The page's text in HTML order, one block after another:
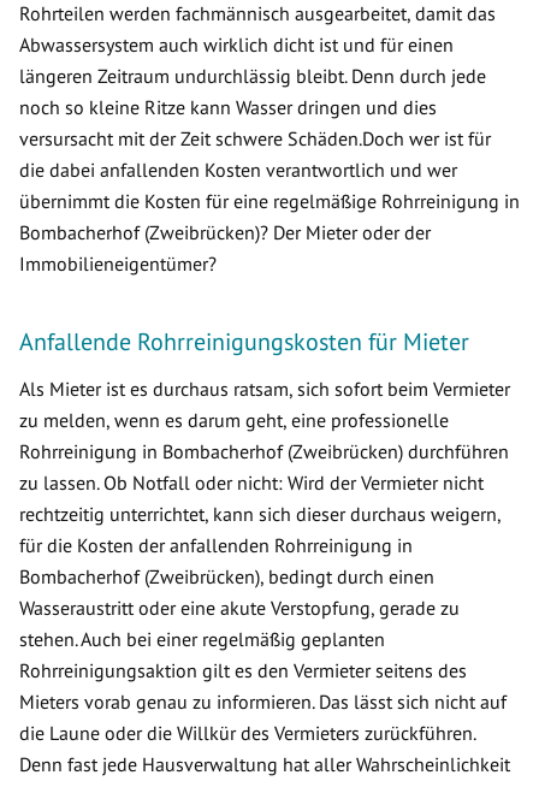
Rohrteilen werden fachmännisch ausgearbeitet, damit das
Abwassersystem auch wirklich dicht ist und für einen
längeren Zeitraum undurchlässig bleibt. Denn durch jede
noch so kleine Ritze kann Wasser dringen und dies
versursacht mit der Zeit schwere Schäden.Doch wer ist für
die dabei anfallenden Kosten verantwortlich und wer
übernimmt die Kosten für eine regelmäßige Rohrreinigung in
Bombacherhof (Zweibrücken)? Der Mieter oder der
Immobilieneigentümer?
Anfallende Rohrreinigungskosten für Mieter
Als Mieter ist es durchaus ratsam, sich sofort beim Vermieter
zu melden, wenn es darum geht, eine professionelle
Rohrreinigung in Bombacherhof (Zweibrücken) durchführen
zu lassen. Ob Notfall oder nicht: Wird der Vermieter nicht
rechtzeitig unterrichtet, kann sich dieser durchaus weigern,
für die Kosten der anfallenden Rohrreinigung in
Bombacherhof (Zweibrücken), bedingt durch einen
Wasseraustritt oder eine akute Verstopfung, gerade zu
stehen. Auch bei einer regelmäßig geplanten
Rohrreinigungsaktion gilt es den Vermieter seitens des
Mieters vorab genau zu informieren. Das lässt sich nicht auf
die Laune oder die Willkür des Vermieters zurückführen.
Denn fast jede Hausverwaltung hat aller Wahrscheinlichkeit